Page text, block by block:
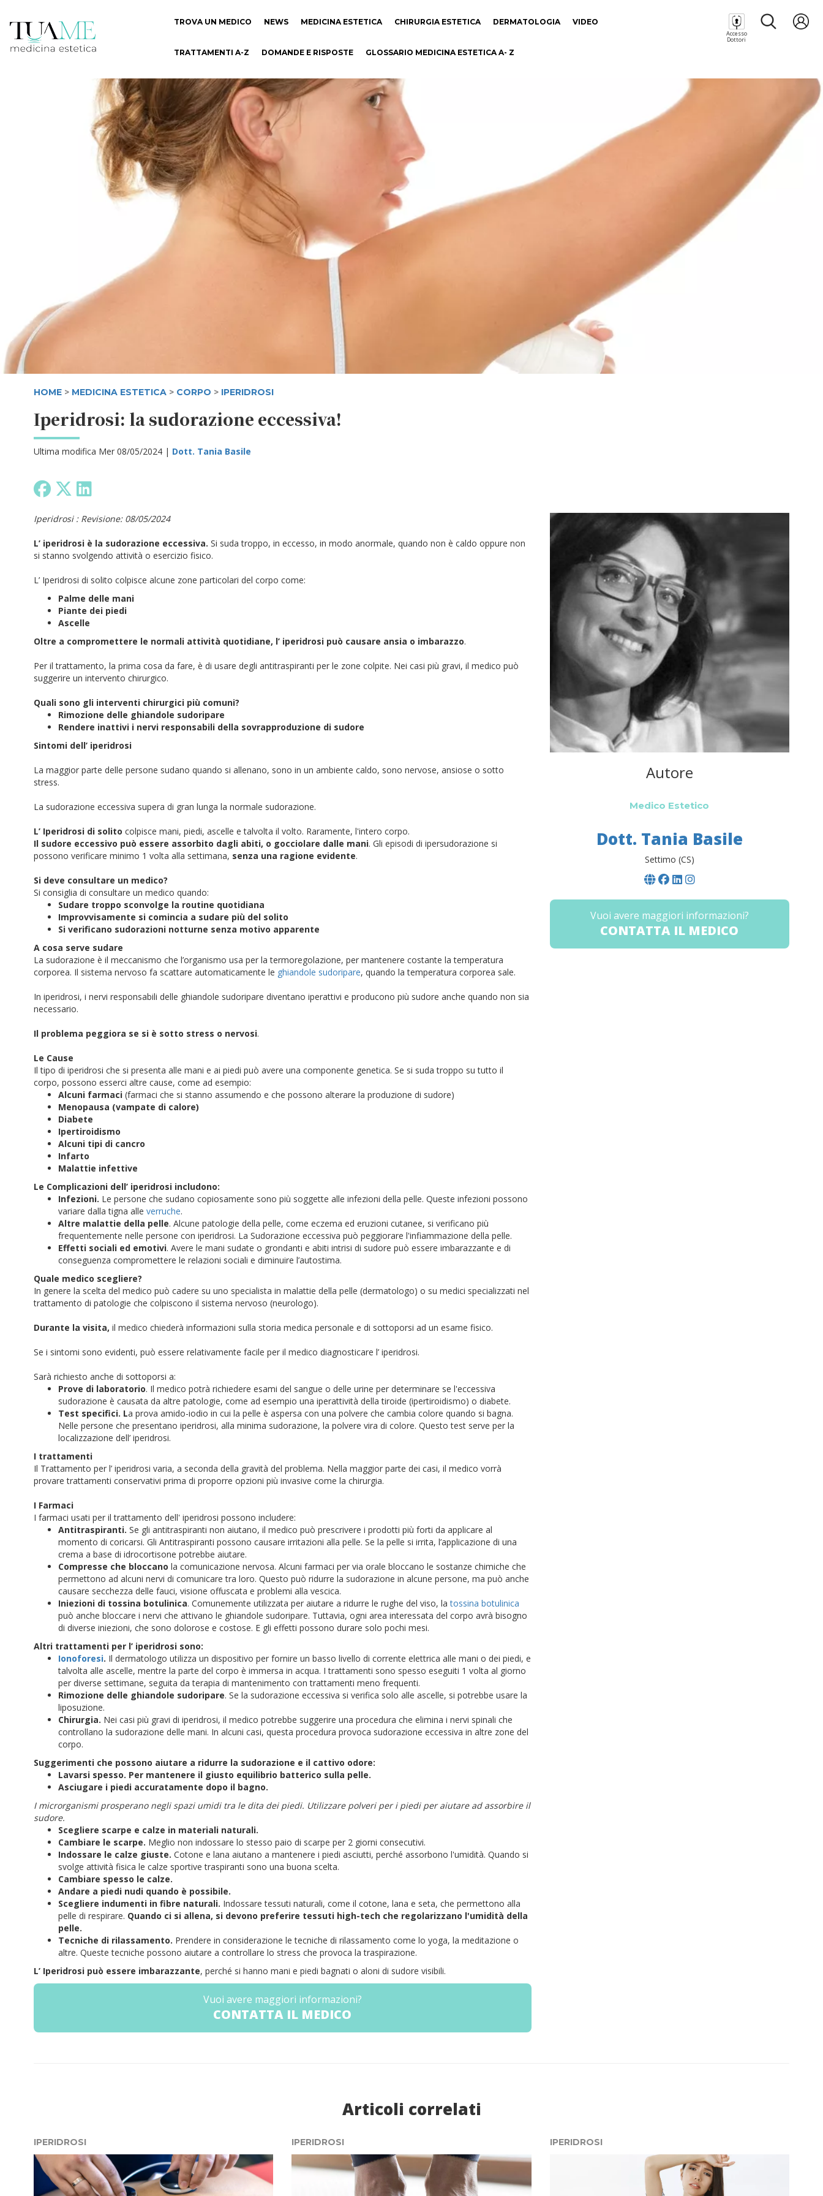
TROVA UN MEDICO NEWS MEDICINA ESTETICA CHIRURGIA ESTETICA DERMATOLOGIA VIDEO
TRATTAMENTI A-Z DOMANDE E RISPOSTE GLOSSARIO MEDICINA ESTETICA A- Z
Accesso
Dottori
HOME > MEDICINA ESTETICA > CORPO > IPERIDROSI
Iperidrosi: la sudorazione eccessiva!
Ultima modifica Mer 08/05/2024 | Dott. Tania Basile
Iperidrosi : Revisione: 08/05/2024
L’ iperidrosi è la sudorazione eccessiva. Si suda troppo, in eccesso, in modo anormale, quando non è caldo oppure non
si stanno svolgendo attività o esercizio fisico.
L’ Iperidrosi di solito colpisce alcune zone particolari del corpo come:
Palme delle mani
Piante dei piedi
Ascelle
Oltre a compromettere le normali attività quotidiane, l’ iperidrosi può causare ansia o imbarazzo.
Per il trattamento, la prima cosa da fare, è di usare degli antitraspiranti per le zone colpite. Nei casi più gravi, il medico può
suggerire un intervento chirurgico.
Quali sono gli interventi chirurgici più comuni?
Rimozione delle ghiandole sudoripare
Rendere inattivi i nervi responsabili della sovrapproduzione di sudore
Sintomi dell’ iperidrosi
La maggior parte delle persone sudano quando si allenano, sono in un ambiente caldo, sono nervose, ansiose o sotto
stress.
La sudorazione eccessiva supera di gran lunga la normale sudorazione.
L’ Iperidrosi di solito colpisce mani, piedi, ascelle e talvolta il volto. Raramente, l'intero corpo.
Il sudore eccessivo può essere assorbito dagli abiti, o gocciolare dalle mani. Gli episodi di ipersudorazione si
possono verificare minimo 1 volta alla settimana, senza una ragione evidente.
Si deve consultare un medico?
Si consiglia di consultare un medico quando:
Sudare troppo sconvolge la routine quotidiana
Improvvisamente si comincia a sudare più del solito
Si verificano sudorazioni notturne senza motivo apparente
A cosa serve sudare
La sudorazione è il meccanismo che l’organismo usa per la termoregolazione, per mantenere costante la temperatura
corporea. Il sistema nervoso fa scattare automaticamente le ghiandole sudoripare, quando la temperatura corporea sale.
In iperidrosi, i nervi responsabili delle ghiandole sudoripare diventano iperattivi e producono più sudore anche quando non sia
necessario.
Il problema peggiora se si è sotto stress o nervosi.
Le Cause
Il tipo di iperidrosi che si presenta alle mani e ai piedi può avere una componente genetica. Se si suda troppo su tutto il
corpo, possono esserci altre cause, come ad esempio:
Alcuni farmaci (farmaci che si stanno assumendo e che possono alterare la produzione di sudore)
Menopausa (vampate di calore)
Diabete
Ipertiroidismo
Alcuni tipi di cancro
Infarto
Malattie infettive
Le Complicazioni dell’ iperidrosi includono:
Infezioni. Le persone che sudano copiosamente sono più soggette alle infezioni della pelle. Queste infezioni possono
variare dalla tigna alle verruche.
Altre malattie della pelle. Alcune patologie della pelle, come eczema ed eruzioni cutanee, si verificano più
frequentemente nelle persone con iperidrosi. La Sudorazione eccessiva può peggiorare l'infiammazione della pelle.
Effetti sociali ed emotivi. Avere le mani sudate o grondanti e abiti intrisi di sudore può essere imbarazzante e di
conseguenza compromettere le relazioni sociali e diminuire l’autostima.
Quale medico scegliere?
In genere la scelta del medico può cadere su uno specialista in malattie della pelle (dermatologo) o su medici specializzati nel
trattamento di patologie che colpiscono il sistema nervoso (neurologo).
Durante la visita, il medico chiederà informazioni sulla storia medica personale e di sottoporsi ad un esame fisico.
Se i sintomi sono evidenti, può essere relativamente facile per il medico diagnosticare l’ iperidrosi.
Sarà richiesto anche di sottoporsi a:
Prove di laboratorio. Il medico potrà richiedere esami del sangue o delle urine per determinare se l'eccessiva
sudorazione è causata da altre patologie, come ad esempio una iperattività della tiroide (ipertiroidismo) o diabete.
Test specifici. La prova amido-iodio in cui la pelle è aspersa con una polvere che cambia colore quando si bagna.
Nelle persone che presentano iperidrosi, alla minima sudorazione, la polvere vira di colore. Questo test serve per la
localizzazione dell’ iperidrosi.
I trattamenti
Il Trattamento per l’ iperidrosi varia, a seconda della gravità del problema. Nella maggior parte dei casi, il medico vorrà
provare trattamenti conservativi prima di proporre opzioni più invasive come la chirurgia.
I Farmaci
I farmaci usati per il trattamento dell' iperidrosi possono includere:
Antitraspiranti. Se gli antitraspiranti non aiutano, il medico può prescrivere i prodotti più forti da applicare al
momento di coricarsi. Gli Antitraspiranti possono causare irritazioni alla pelle. Se la pelle si irrita, l’applicazione di una
crema a base di idrocortisone potrebbe aiutare.
Compresse che bloccano la comunicazione nervosa. Alcuni farmaci per via orale bloccano le sostanze chimiche che
permettono ad alcuni nervi di comunicare tra loro. Questo può ridurre la sudorazione in alcune persone, ma può anche
causare secchezza delle fauci, visione offuscata e problemi alla vescica.
Iniezioni di tossina botulinica. Comunemente utilizzata per aiutare a ridurre le rughe del viso, latossina botulinica
può anche bloccare i nervi che attivano le ghiandole sudoripare. Tuttavia, ogni area interessata del corpo avrà bisogno
di diverse iniezioni, che sono dolorose e costose. E gli effetti possono durare solo pochi mesi.
Altri trattamenti per l’ iperidrosi sono:
Ionoforesi. Il dermatologo utilizza un dispositivo per fornire un basso livello di corrente elettrica alle mani o dei piedi, e
talvolta alle ascelle, mentre la parte del corpo è immersa in acqua. I trattamenti sono spesso eseguiti 1 volta al giorno
per diverse settimane, seguita da terapia di mantenimento con trattamenti meno frequenti.
Rimozione delle ghiandole sudoripare. Se la sudorazione eccessiva si verifica solo alle ascelle, si potrebbe usare la
liposuzione.
Chirurgia. Nei casi più gravi di iperidrosi, il medico potrebbe suggerire una procedura che elimina i nervi spinali che
controllano la sudorazione delle mani. In alcuni casi, questa procedura provoca sudorazione eccessiva in altre zone del
corpo.
Suggerimenti che possono aiutare a ridurre la sudorazione e il cattivo odore:
Lavarsi spesso. Per mantenere il giusto equilibrio batterico sulla pelle.
Asciugare i piedi accuratamente dopo il bagno.
I microrganismi prosperano negli spazi umidi tra le dita dei piedi. Utilizzare polveri per i piedi per aiutare ad assorbire il
sudore.
Scegliere scarpe e calze in materiali naturali.
Cambiare le scarpe. Meglio non indossare lo stesso paio di scarpe per 2 giorni consecutivi.
Indossare le calze giuste. Cotone e lana aiutano a mantenere i piedi asciutti, perché assorbono l'umidità. Quando si
svolge attività fisica le calze sportive traspiranti sono una buona scelta.
Cambiare spesso le calze.
Andare a piedi nudi quando è possibile.
Scegliere indumenti in fibre naturali. Indossare tessuti naturali, come il cotone, lana e seta, che permettono alla
pelle di respirare. Quando ci si allena, si devono preferire tessuti high-tech che regolarizzano l'umidità della
pelle.
Tecniche di rilassamento. Prendere in considerazione le tecniche di rilassamento come lo yoga, la meditazione o
altre. Queste tecniche possono aiutare a controllare lo stress che provoca la traspirazione.
L’ Iperidrosi può essere imbarazzante, perché si hanno mani e piedi bagnati o aloni di sudore visibili.
Vuoi avere maggiori informazioni?
CONTATTA IL MEDICO
Autore
Medico Estetico
Dott. Tania Basile
Settimo (CS)
Vuoi avere maggiori informazioni?
CONTATTA IL MEDICO
Articoli correlati
IPERIDROSI IPERIDROSI IPERIDROSI